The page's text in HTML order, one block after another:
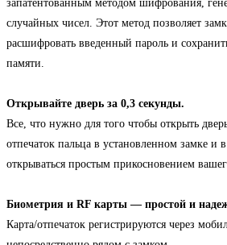
запатентованным методом шифрования,
случайных чисел. Этот метод позволяет
расшифровать введенный пароль и
памяти.
Открывайте дверь за 0,3 секунды.
Все, что нужно для того чтобы открыть
отпечаток пальца в установленном замке и
открываться простым прикосновением
Биометрия и RF карты — простой и
Карта/отпечаток регистрируются через